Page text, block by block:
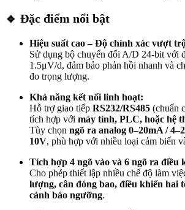
🔹 Đặc điểm nổi bật
Hiệu suất cao – Độ chính xác vượt
Sử dụng bộ chuyển đổi A/D 24-bit với
1.5μV/d, đảm bảo phản hồi nhanh và
đo trọng lượng.
Khả năng kết nối linh hoạt:
Hỗ trợ giao tiếp RS232/RS485 (chuẩn
tích hợp với máy tính, PLC, hoặc hệ
Tùy chọn ngõ ra analog 0–20mA /
10V, phù hợp với nhiều loại cảm biến
Tích hợp 4 ngõ vào và 6 ngõ ra điều
Cho phép thiết lập nhiều chế độ làm
lượng, cân đóng bao, điều khiển hai
cảnh báo ngưỡng.